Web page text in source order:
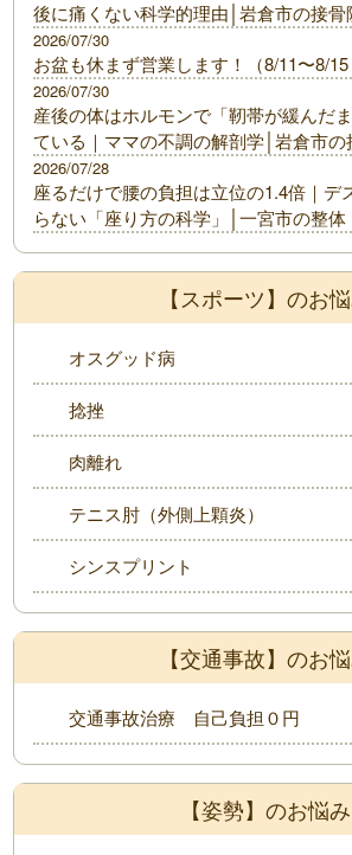
後に痛くない科学的理由│岩倉市の接骨
お盆も休まず営業します！（8/11〜8/15
2026/07/30
産後の体はホルモンで「靭帯が緩んだ
ている｜ママの不調の解剖学│岩倉市の
2026/07/30
座るだけで腰の負担は立位の1.4倍｜デ
らない「座り方の科学」│一宮市の整体
2026/07/28
【スポーツ】のお
オスグッド病
捻挫
肉離れ
テニス肘（外側上顆炎）
シンスプリント
【交通事故】のお
交通事故治療 自己負担０円
【姿勢】のお悩み